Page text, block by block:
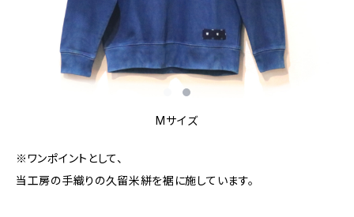
Mサイズ
※ワンポイントとして、
当工房の手織りの久留米絣を裾に施しています。